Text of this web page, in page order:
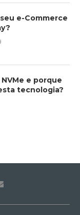
e-Commerce
e porque
tecnologia?